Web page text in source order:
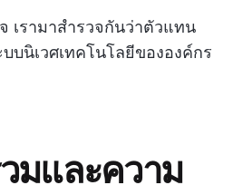
เรามาสำรวจกันว่าตัวแทน
บนิเวศเทคโนโลยีขององค์กร
มและความ